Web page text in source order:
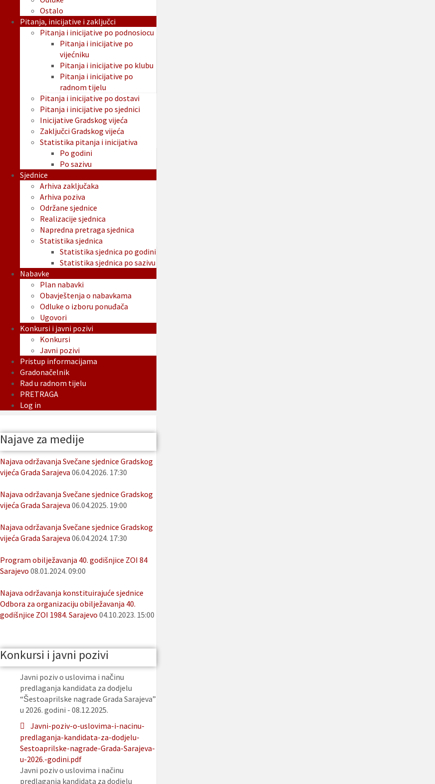
Ostalo
Pitanja, inicijative i zaključci
Pitanja i inicijative po podnosiocu
Pitanja i inicijative po
vijećniku
Pitanja i inicijative po klubu
Pitanja i inicijative po
radnom tijelu
Pitanja i inicijative po dostavi
Pitanja i inicijative po sjednici
Inicijative Gradskog vijeća
Zaključci Gradskog vijeća
Statistika pitanja i inicijativa
Po godini
Po sazivu
Sjednice
Arhiva zaključaka
Arhiva poziva
Održane sjednice
Realizacije sjednica
Napredna pretraga sjednica
Statistika sjednica
Statistika sjednica po godini
Statistika sjednica po sazivu
Nabavke
Plan nabavki
Obavještenja o nabavkama
Odluke o izboru ponuđača
Ugovori
Konkursi i javni pozivi
Konkursi
Javni pozivi
Pristup informacijama
Gradonačelnik
Rad u radnom tijelu
PRETRAGA
Log in
Najave za medije
Najava održavanja Svečane sjednice Gradskog
vijeća Grada Sarajeva 06.04.2026. 17:30
Najava održavanja Svečane sjednice Gradskog
vijeća Grada Sarajeva 06.04.2025. 19:00
Najava održavanja Svečane sjednice Gradskog
vijeća Grada Sarajeva 06.04.2024. 17:30
Program obilježavanja 40. godišnjice ZOI 84
Sarajevo 08.01.2024. 09:00
Najava održavanja konstituirajuće sjednice
Odbora za organizaciju obilježavanja 40.
godišnjice ZOI 1984. Sarajevo 04.10.2023. 15:00
Konkursi i javni pozivi
Javni poziv o uslovima i načinu
predlaganja kandidata za dodjelu
“Šestoaprilske nagrade Grada Sarajeva”
u 2026. godini - 08.12.2025.
Javni-poziv-o-uslovima-i-nacinu-
predlaganja-kandidata-za-dodjelu-
Sestoaprilske-nagrade-Grada-Sarajeva-
u-2026.-godini.pdf
Javni poziv o uslovima i načinu
predlaganja kandidata za dodjelu